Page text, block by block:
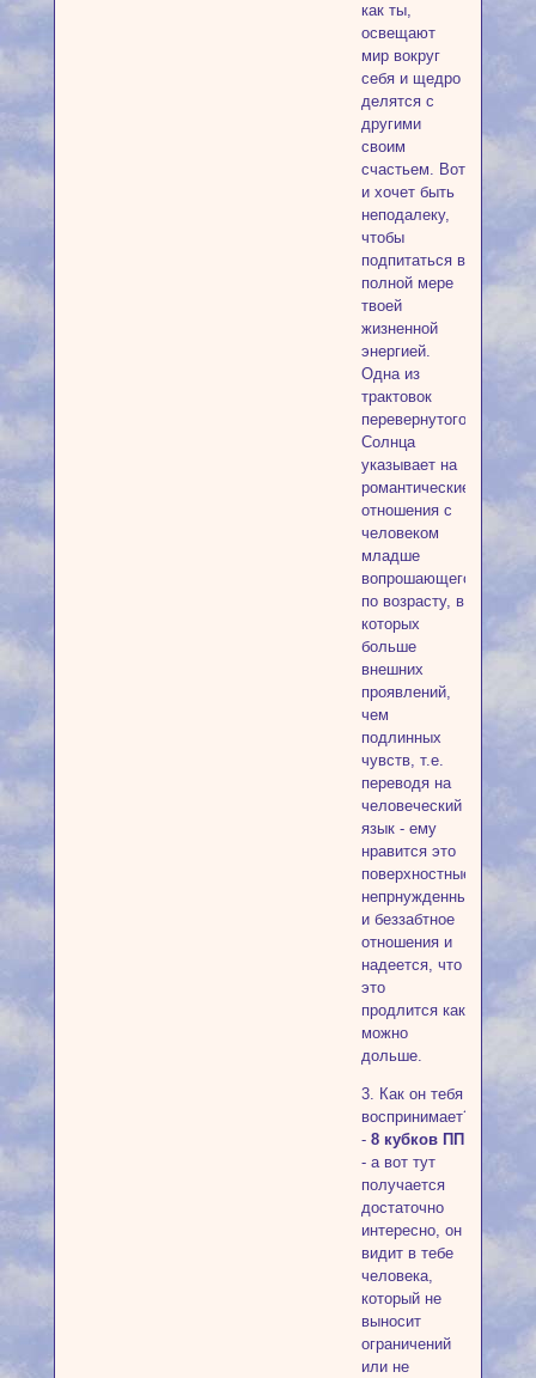
как ты,
освещают
мир вокруг
себя и щедро
делятся с
другими
своим
счастьем. Вот
и хочет быть
неподалеку,
чтобы
подпитаться в
полной мере
твоей
жизненной
энергией.
Одна из
трактовок
перевернутого
Солнца
указывает на
романтические
отношения с
человеком
младше
вопрошающего
по возрасту, в
которых
больше
внешних
проявлений,
чем
подлинных
чувств, т.е.
переводя на
человеческий
язык - ему
нравится это
поверхностные,
непрнужденные
и беззабтное
отношения и
надеется, что
это
продлится как
можно
дольше.
3. Как он тебя
воспринимает?
- 8 кубков ПП
- а вот тут
получается
достаточно
интересно, он
видит в тебе
человека,
который не
выносит
ограничений
или не